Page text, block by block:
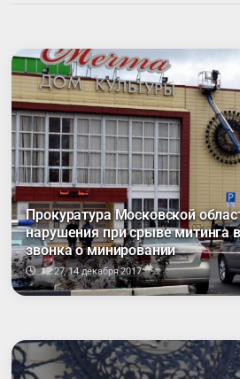
Прокуратура Московской
нарушения при срыве митинга
звонка о минировании
12:27, 14 декабря 2017